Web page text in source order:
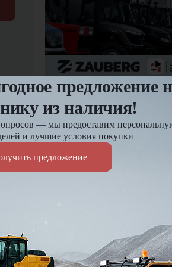
12.03.2025
Предпродажная
Оплата и доставка
Доставка по России до 7
предложение
из наличия!
— мы предоставим
и лучшие условия покупки
предложение